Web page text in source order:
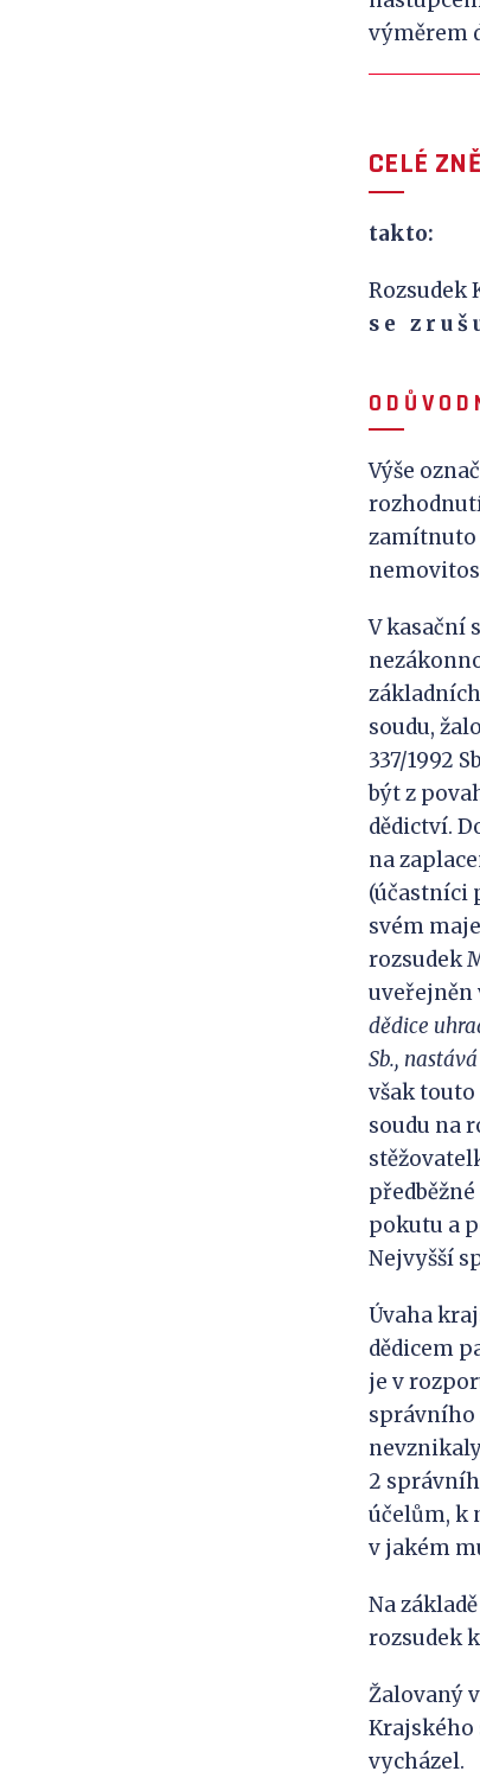
výměrem
CELÉ
takto:
Rozsudek
s e z r uš
O D Ů VO D
Výše
rozhodnutí
zamítnuto
V kasační
soudu,
337/1992
být z
dědictví.
na
(účastníci
svém
rozsudek
uveřejněn
dědice
Sb.,
však
soudu na
pokutu a
Nejvyšší
Úvaha
dědicem
je v
správního
2
účelům, k
v jakém
Na
rozsudek
Žalovaný
Krajského
vycházel.